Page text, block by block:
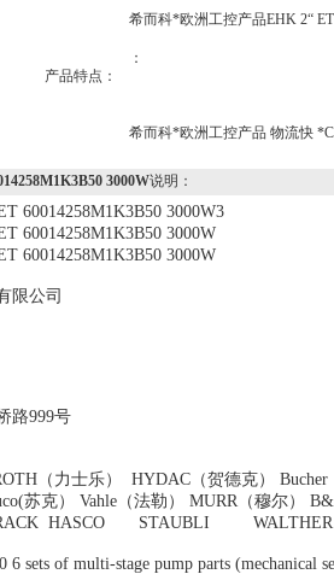
产品特点：
希而科*欧洲工控产品EHK 2“
：
希而科*欧洲工控产品 物流快
3000W说明：
60014258M1K3B50 3000W3
60014258M1K3B50 3000W
60014258M1K3B50 3000W
限公司
沙王桥路999号
（力士乐） HYDAC（贺德克）
苏克） Vahle（法勒） MURR（穆
STRACK HASCO STAUBLI
sets of multi-stage pump parts